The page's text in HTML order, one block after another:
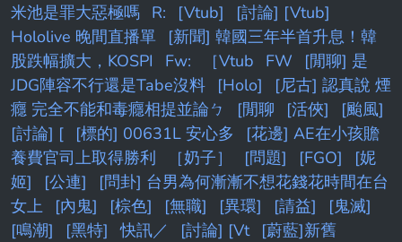
米池是罪大惡極嗎 R: [Vtub]
[討論] [Vtub]
Hololive 晚間直播單
[新聞] 韓國三年半首升息！韓
股跌幅擴大，KOSPI
Fw: ［Vtub FW
[閒聊] 是
JDG陣容不行還是Tabe沒料
[Holo]
[尼古] 認真說 煙
癮 完全不能和毒癮相提並論ㄅ
[閒聊 [活俠]
[颱風]
[討論] [
[標的] 00631L 安心多
[花邊] AE在小孩贍
養費官司上取得勝利
［奶子］ [問題] [FGO]
[妮
姬]
[公連]
[問卦] 台男為何漸漸不想花錢花時間在台
女上
[內鬼] [棕色] [無職] [異環] [請益]
[鬼滅]
[鳴潮]
[黑特] 快訊／ [討論] [Vt
[蔚藍]新舊